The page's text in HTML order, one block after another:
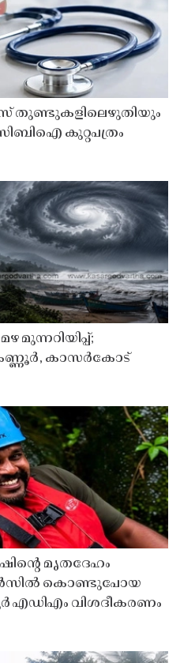
തുണ്ടുകളിലെഴുതിയും
സിബിഐ കുറ്റപത്രം
മുന്നറിയിപ്പ്;
കാസർകോട്
മൃതദേഹം
കൊണ്ടുപോയ
എഡിഎം വിശദീകരണം